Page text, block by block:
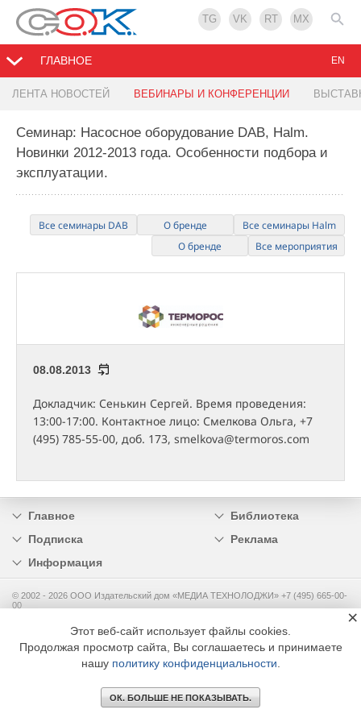
TG VK RT MX
ГЛАВНОЕ
ЛЕНТА НОВОСТЕЙ ВЕБИНАРЫ И КОНФЕРЕНЦИИ
EN
Семинар: Насосное оборудование DAB, Halm.
Новинки 2012-2013 года. Особенности подбора и
эксплуатации.
Все семинары DAB О бренде
Все семинары Halm
О бренде
Все мероприятия
08.08.2013
Докладчик: Сенькин Сергей. Время проведения:
13:00-17:00. Контактное лицо: Смелкова Ольга, +7
(495) 785-55-00, доб. 173, smelkova@termoros.com
Главное
Библиотека
Подписка
Реклама
Информация
© 2002 - 2026 OOO Издательский дом «МЕДИА ТЕХНОЛОДЖИ» +7 (495) 665-00-
00
Этот веб-сайт использует файлы cookies.
Продолжая просмотр сайта, Вы соглашаетесь и принимаете
нашу политику конфиденциальности
ОК. БОЛЬШЕ НЕ ПОКАЗЫВАТЬ.
×